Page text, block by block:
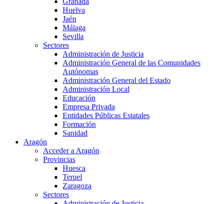
Huelva
Jaén
Málaga
Sevilla
Sectores
Administración de Justicia
Administración General de las Comunidades
Autónomas
Administración General del Estado
Administración Local
Educación
Empresa Privada
Entidades Públicas Estatales
Formación
Sanidad
Aragón
Acceder a Aragón
Provincias
Huesca
Teruel
Zaragoza
Sectores